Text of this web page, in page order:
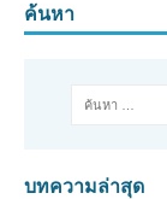
ค้นหา
บทความล่าสุด